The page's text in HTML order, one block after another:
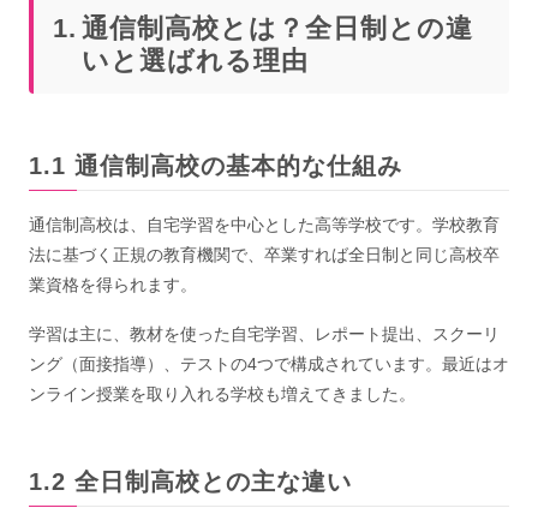
通信制高校とは？全日制との違
いと選ばれる理由
通信制高校の基本的な仕組み
通信制高校は、自宅学習を中心とした高等学校です。学校教育
法に基づく正規の教育機関で、卒業すれば全日制と同じ高校卒
業資格を得られます。
学習は主に、教材を使った自宅学習、レポート提出、スクーリ
ング（面接指導）、テストの4つで構成されています。最近はオ
ンライン授業を取り入れる学校も増えてきました。
全日制高校との主な違い